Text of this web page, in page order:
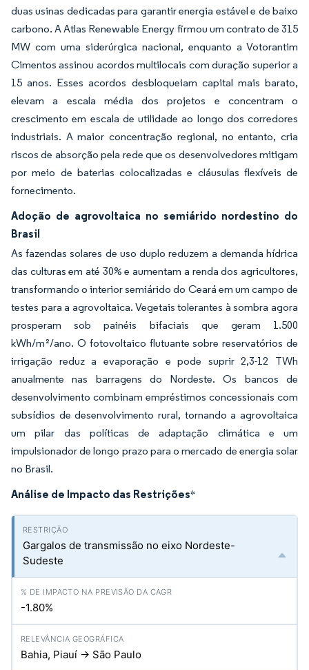
duas usinas dedicadas para garantir energia estável e de baixo
carbono. A Atlas Renewable Energy firmou um contrato de 315
MW com uma siderúrgica nacional, enquanto a Votorantim
Cimentos assinou acordos multilocais com duração superior a
15 anos. Esses acordos desbloqueiam capital mais barato,
elevam a escala média dos projetos e concentram o
crescimento em escala de utilidade ao longo dos corredores
industriais. A maior concentração regional, no entanto, cria
riscos de absorção pela rede que os desenvolvedores mitigam
por meio de baterias colocalizadas e cláusulas flexíveis de
fornecimento.
Adoção de agrovoltaica no semiárido nordestino do
Brasil
As fazendas solares de uso duplo reduzem a demanda hídrica
das culturas em até 30% e aumentam a renda dos agricultores,
transformando o interior semiárido do Ceará em um campo de
testes para a agrovoltaica. Vegetais tolerantes à sombra agora
prosperam sob painéis bifaciais que geram 1.500
kWh/m²/ano. O fotovoltaico flutuante sobre reservatórios de
irrigação reduz a evaporação e pode suprir 2,3-12 TWh
anualmente nas barragens do Nordeste. Os bancos de
desenvolvimento combinam empréstimos concessionais com
subsídios de desenvolvimento rural, tornando a agrovoltaica
um pilar das políticas de adaptação climática e um
impulsionador de longo prazo para o mercado de energia solar
no Brasil.
Análise de Impacto das Restrições*
Gargalos de transmissão no eixo Nordeste-
Sudeste
-1.80%
Bahia, Piauí → São Paulo